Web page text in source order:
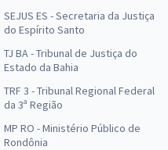
SEJUS ES - Secretaria da Justiça
do Espírito Santo
TJ BA - Tribunal de Justiça do
Estado da Bahia
TRF 3 - Tribunal Regional Federal
da 3ª Região
MP RO - Ministério Público de
Rondônia